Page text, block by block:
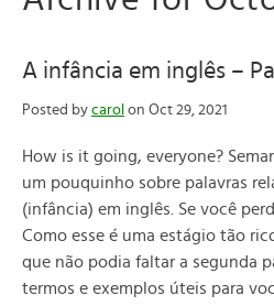
A infância em inglês –
Posted by carol on Oct 29, 2021
How is it going, everyone?
um pouquinho sobre palavras
(infância) em inglês. Se você
Como esse é uma estágio tão
que não podia faltar a segunda
termos e exemplos úteis para